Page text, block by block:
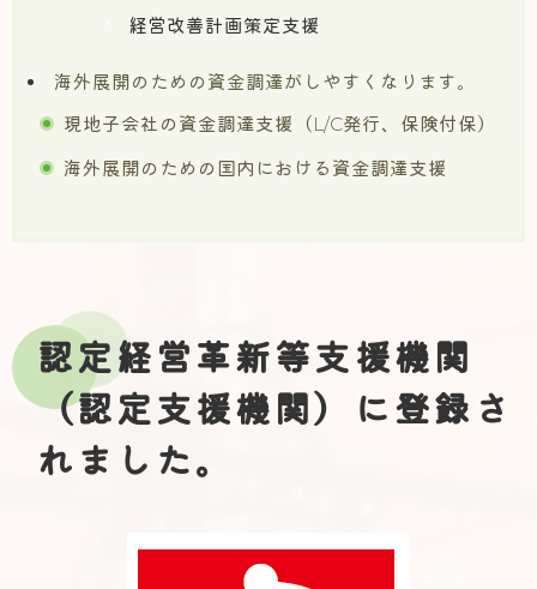
経営改善計画策定支援
海外展開のための資金調達がしやすくなります。
現地子会社の資金調達支援（L/C発行、保険付保）
海外展開のための国内における資金調達支援
認定経営革新等支援機関
（認定支援機関）に登録さ
れました。